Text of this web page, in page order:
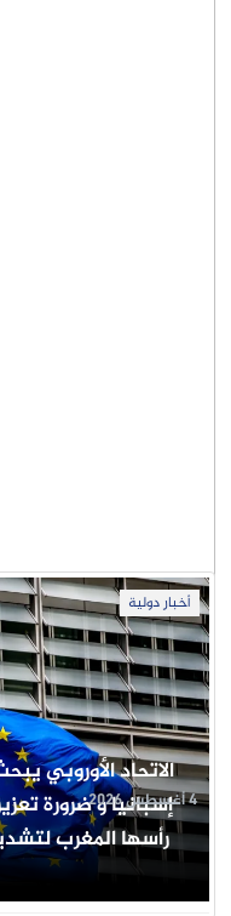
أخبار دولية
الاتحاد الأوروبي
إسبانيا و ضرورة
رأسها المغرب
4 أغسطس 2026